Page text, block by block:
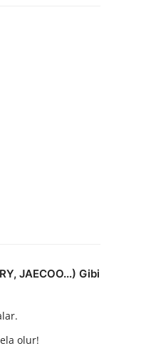
JAECOO...) Gibi
olur!